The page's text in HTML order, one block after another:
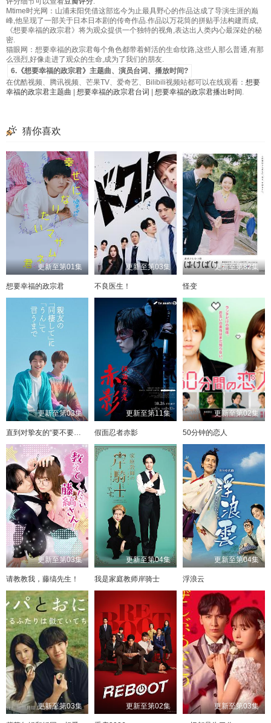
Mtime时光网：山浦未阳凭借这部迄今为止最具野心的作品达成了导演生涯的巅
峰,他呈现了一部关于日本日本剧的传奇作品.作品以万花筒的拼贴手法构建而成,
《想要幸福的政宗君》将为观众提供一个独特的视角,表达出人类内心最深处的秘
密.
猫眼网：想要幸福的政宗君每个角色都带着鲜活的生命纹路,这些人那么普通,有那
么强烈,好像走进了观众的生命,成为了我们的朋友.
6.《想要幸福的政宗君》主题曲、演员台词、播放时间?
在优酷视频、腾讯视频、芒果TV、爱奇艺、Bilibili视频站都可以在线观看： 想要
幸福的政宗君主题曲
想要幸福的政宗君台词 想要幸福的政宗君播出时间 .
猜你喜欢
更新至第01集
想要幸福的政宗君
更新至第03集
不良医生！
更新至第82集
怪变
更新至第03集
直到对挚友的“要不要同居”说出“好”
更新至第11集
假面忍者赤影
更新至第02集
50分钟的恋人
更新至第03集
请教教我，藤缟先生！
更新至第04集
我是家庭教师岸骑士
更新至第04集
浮浪云
更新至第03集 更新至第02集 更新至第03集